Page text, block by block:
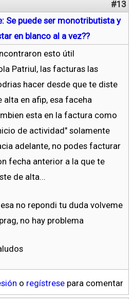
#13
Se puede ser monotributista y
en blanco al a vez??
esto útil
Patriul, las facturas las
hacer desde que te diste
alta en afip, esa faceha
esta en la factura como
de actividad" solamente
adelante, no podes facturar
fecha anterior a la que te
de alta...
no repondi tu duda volveme
no hay problema
o regístrese para comentar